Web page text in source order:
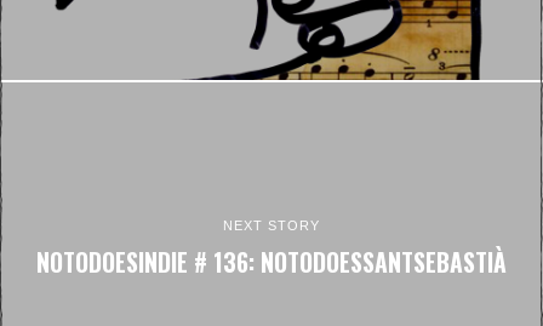
NEXT STORY
NOTODOESINDIE # 136: NOTODOESSANTSEBASTIÀ